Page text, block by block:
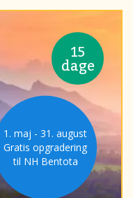
15
dage
1. maj - 31. august
Gratis opgradering
til NH Bentota